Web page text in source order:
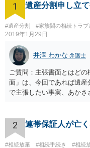
1 遺産分割申し立
#遺産分割 #家族間の相続トラブ
2019年1月29日
井澤 わかな 弁護士
ご質問：主張書面とはど
面」は、今回であれば遺
で主張したい事実、あか
ります。 もし、主張し
資料を持っているようで
し、お姉さんに見られた
望に関する申出書」と共に
2 連帯保証人が亡
#相続放棄 #相続手続き #相続